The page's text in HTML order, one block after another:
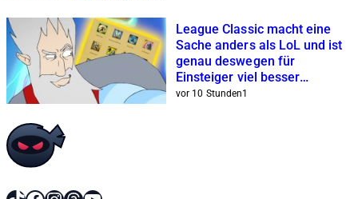
League Classic macht eine
Sache anders als LoL und ist
genau deswegen für
Einsteiger viel besser
geeignet
vor 10 Stunden1